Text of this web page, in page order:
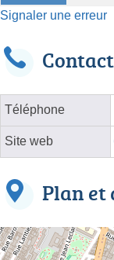
Signaler une erreur
Contact
Téléphone
Site web
Plan et